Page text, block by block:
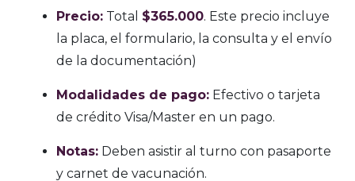
Precio: Total $365.000. Este precio incluye
la placa, el formulario, la consulta y el envío
de la documentación)
Modalidades de pago: Efectivo o tarjeta
de crédito Visa/Master en un pago.
Notas: Deben asistir al turno con pasaporte
y carnet de vacunación.